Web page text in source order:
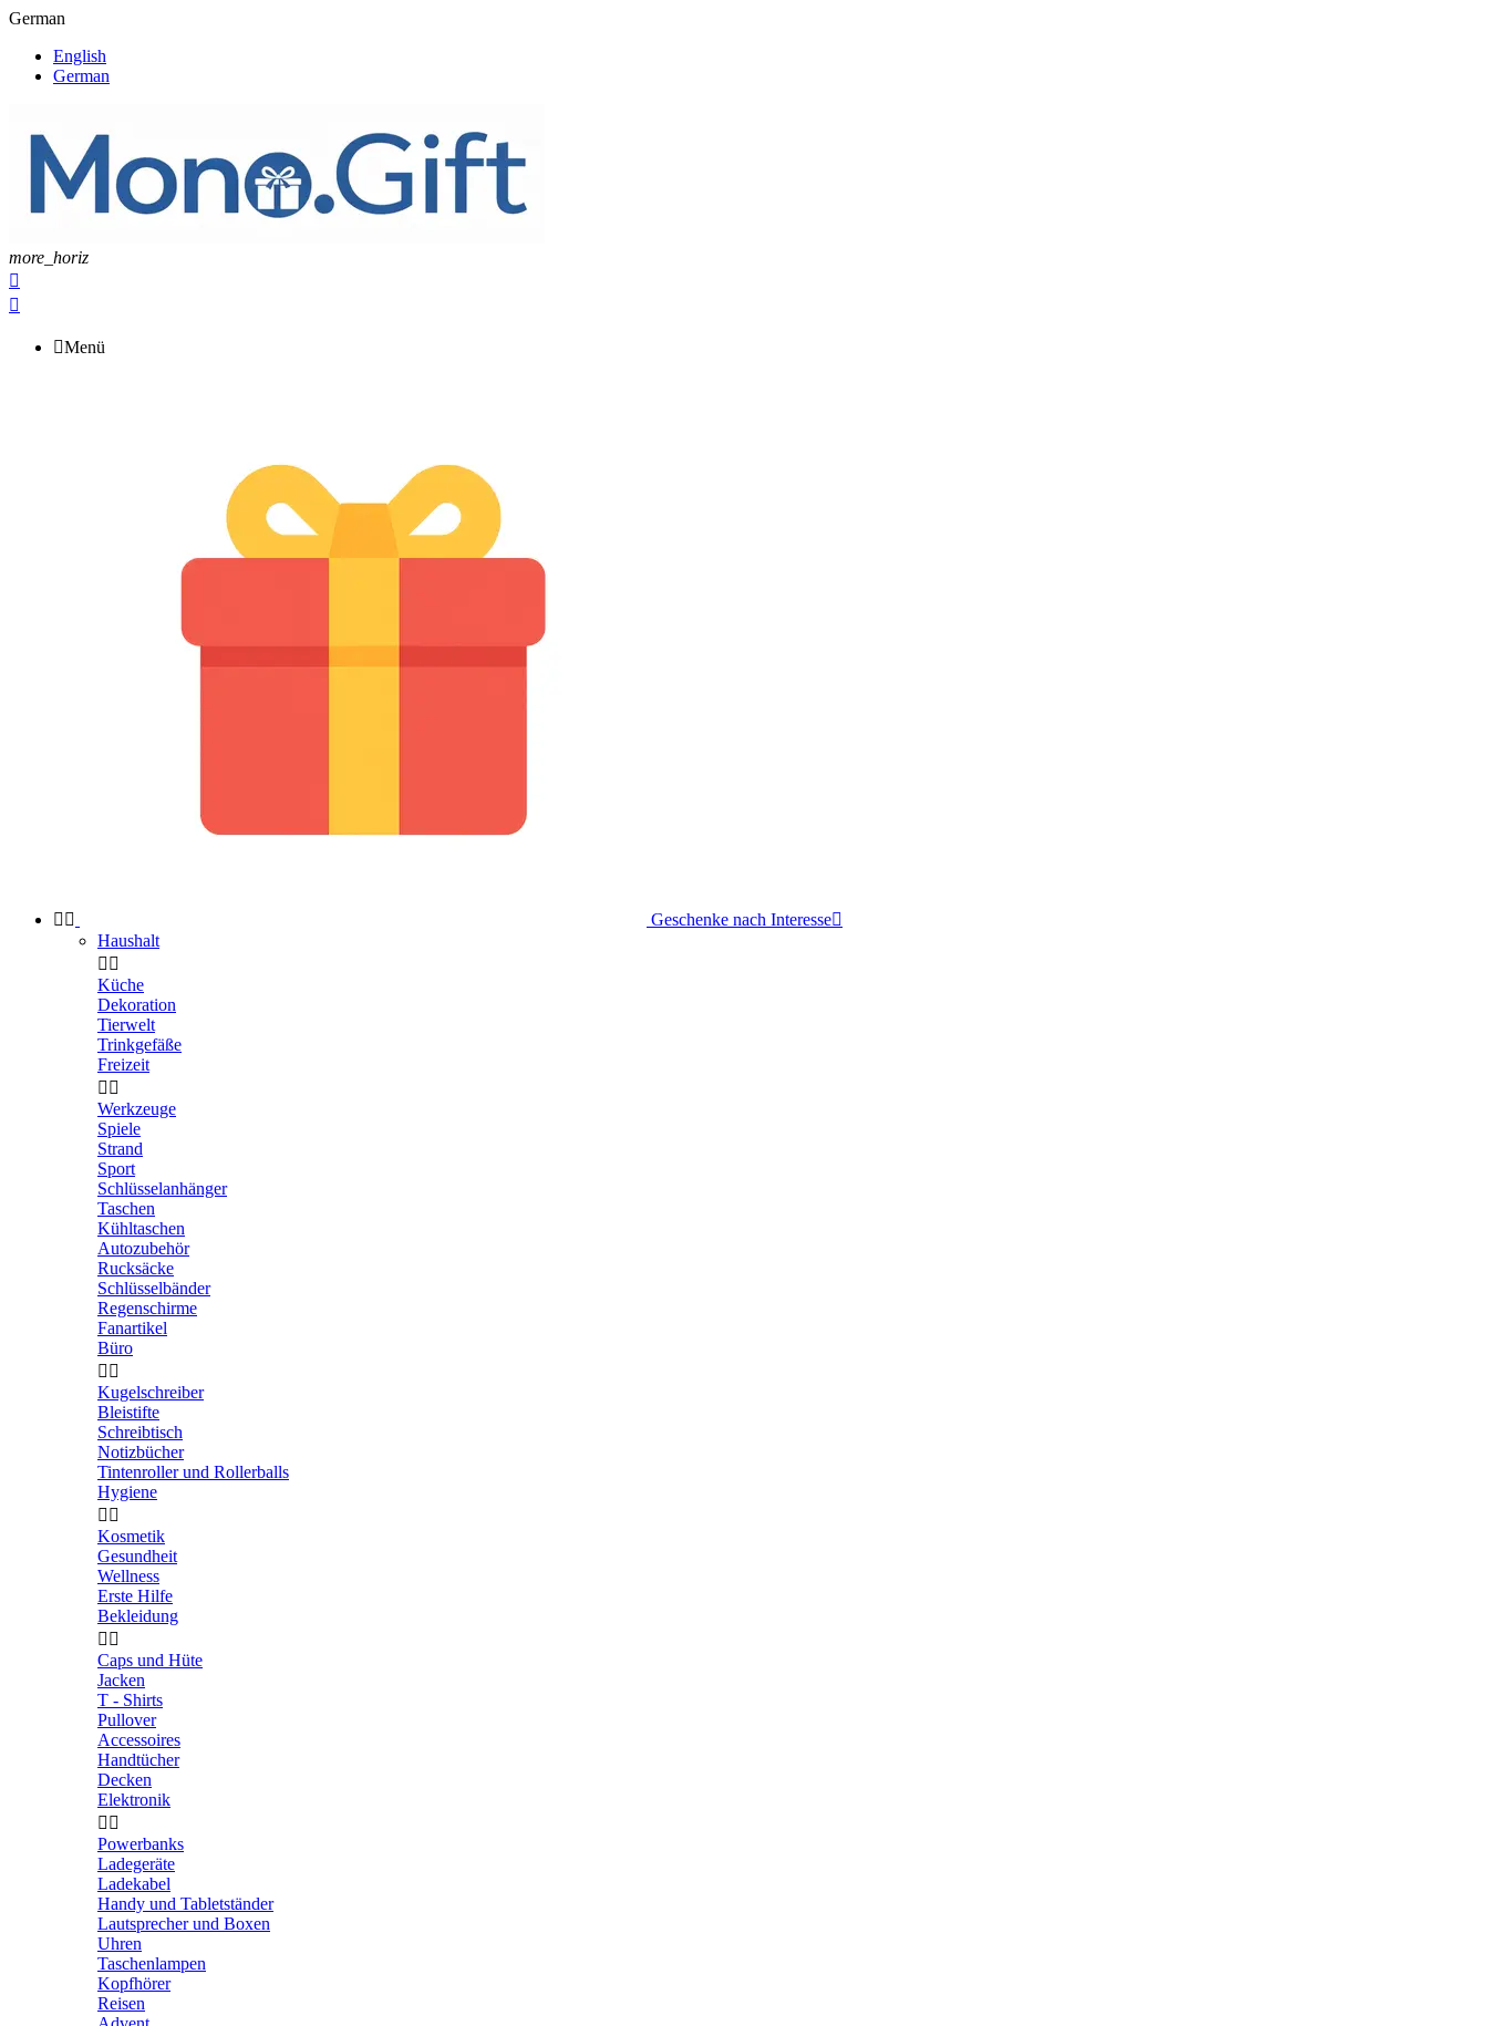
German
English
German
more_horiz


Menü
  Geschenke nach Interesse
Haushalt
 
Küche
Dekoration
Tierwelt
Trinkgefäße
Freizeit
 
Werkzeuge
Spiele
Strand
Sport
Schlüsselanhänger
Taschen
Kühltaschen
Autozubehör
Rucksäcke
Schlüsselbänder
Regenschirme
Fanartikel
Büro
 
Kugelschreiber
Bleistifte
Schreibtisch
Notizbücher
Tintenroller und Rollerballs
Hygiene
 
Kosmetik
Gesundheit
Wellness
Erste Hilfe
Bekleidung
 
Caps und Hüte
Jacken
T - Shirts
Pullover
Accessoires
Handtücher
Decken
Elektronik
 
Powerbanks
Ladegeräte
Ladekabel
Handy und Tabletständer
Lautsprecher und Boxen
Uhren
Taschenlampen
Kopfhörer
Reisen